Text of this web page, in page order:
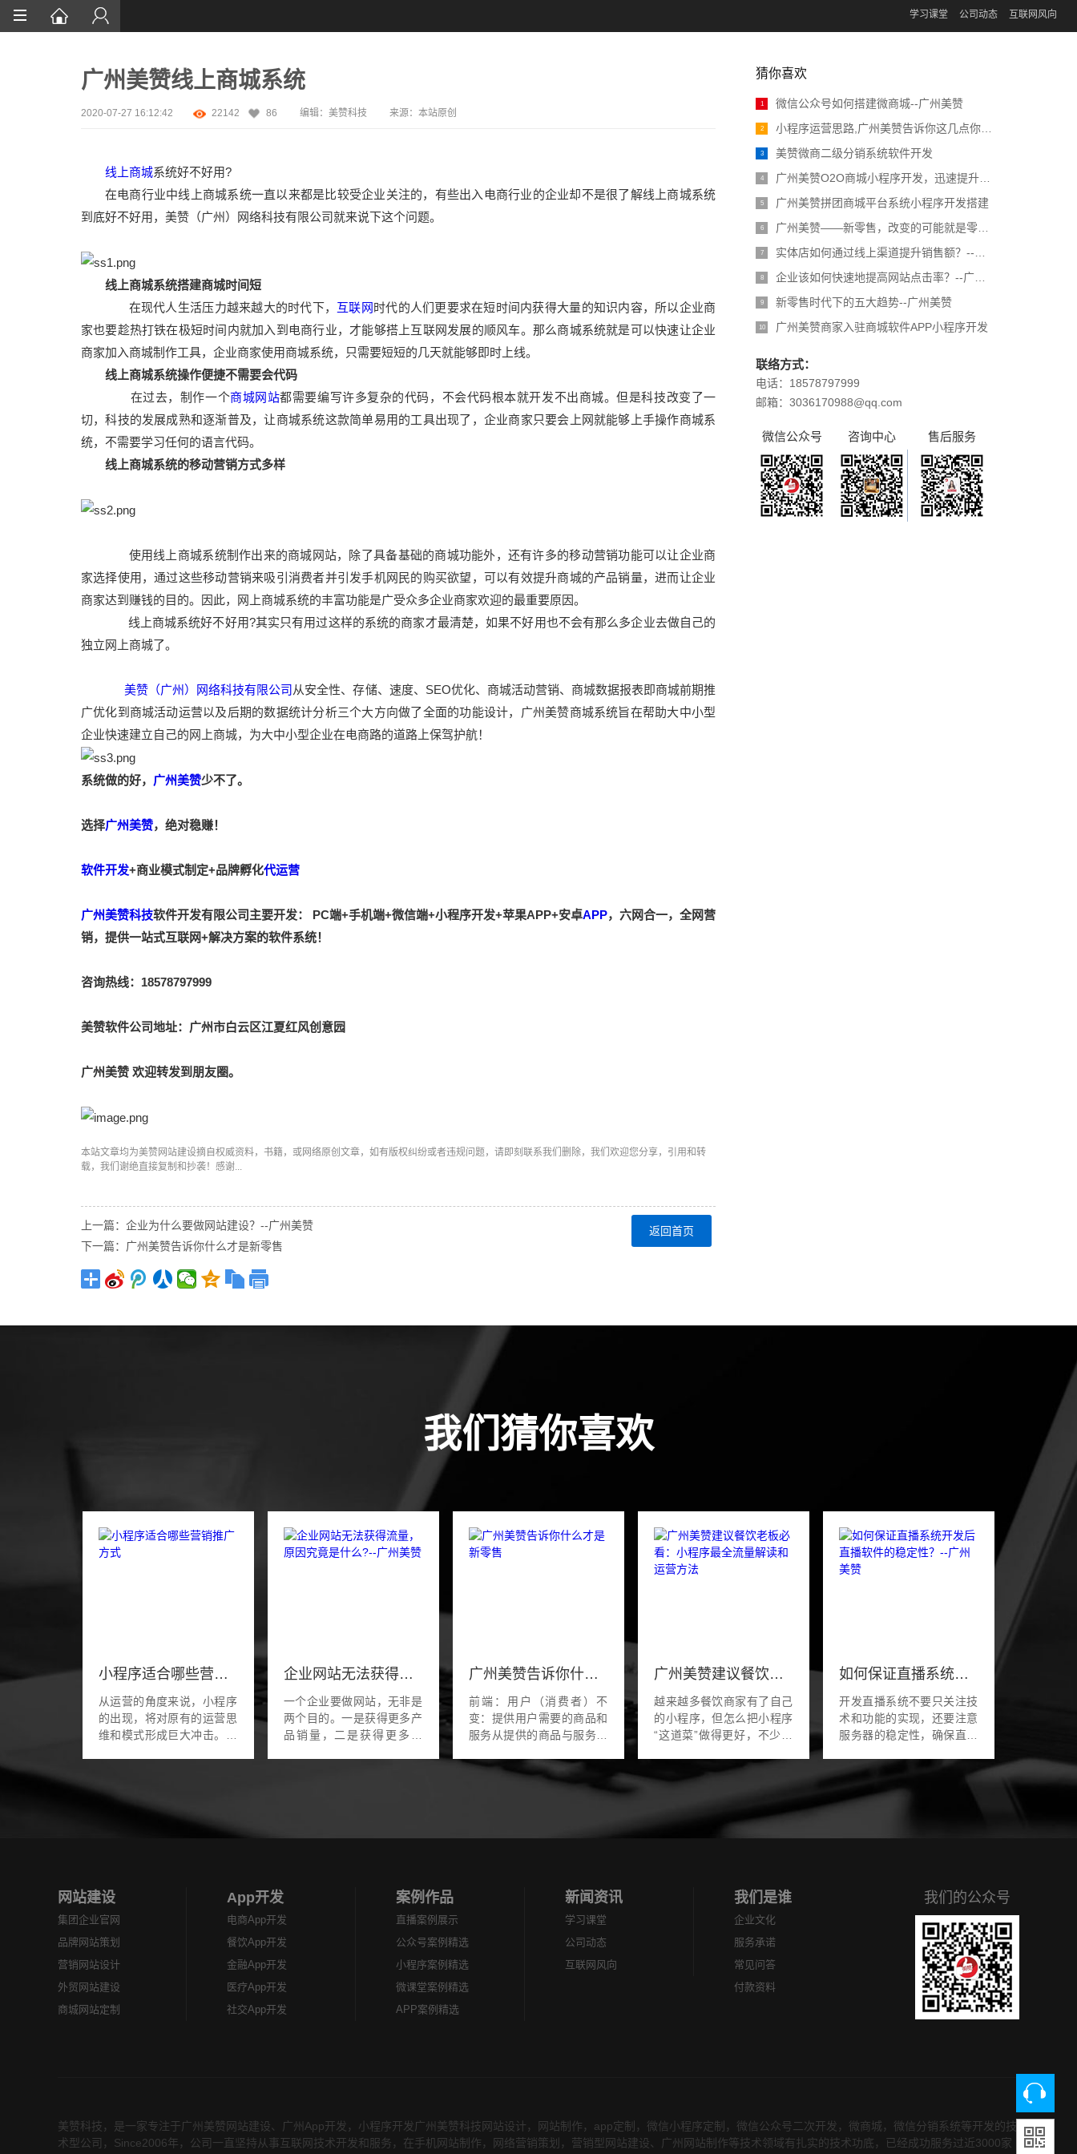
学习课堂 公司动态 互联网风向
广州美赞线上商城系统
2020-07-27 16:12:42 22142 86 编辑： 美赞科技 来源： 本站原创
线上商城系统好不好用?
在电商行业中线上商城系统一直以来都是比较受企业关注的，有些出入电商行业的企业却不是很了解线上商城系统
到底好不好用，美赞（广州）网络科技有限公司就来说下这个问题。
线上商城系统搭建商城时间短
在现代人生活压力越来越大的时代下， 互联网时代的人们更要求在短时间内获得大量的知识内容，所以企业商
家也要趁热打铁在极短时间内就加入到电商行业，才能够搭上互联网发展的顺风车。那么商城系统就是可以快速让企业
商家加入商城制作工具，企业商家使用商城系统，只需要短短的几天就能够即时上线。
线上商城系统操作便捷不需要会代码
在过去，制作一个商城网站都需要编写许多复杂的代码，不会代码根本就开发不出商城。但是科技改变了一
切，科技的发展成熟和逐渐普及，让商城系统这款简单易用的工具出现了，企业商家只要会上网就能够上手操作商城系
统，不需要学习任何的语言代码。
线上商城系统的移动营销方式多样
使用线上商城系统制作出来的商城网站，除了具备基础的商城功能外，还有许多的移动营销功能可以让企业商
家选择使用，通过这些移动营销来吸引消费者并引发手机网民的购买欲望，可以有效提升商城的产品销量，进而让企业
商家达到赚钱的目的。因此，网上商城系统的丰富功能是广受众多企业商家欢迎的最重要原因。
线上商城系统好不好用?其实只有用过这样的系统的商家才最清楚，如果不好用也不会有那么多企业去做自己的
独立网上商城了。
美赞（广州）网络科技有限公司 从安全性、存储、速度、SEO优化、商城活动营销、商城数据报表即商城前期推
广优化到商城活动运营以及后期的数据统计分析三个大方向做了全面的功能设计，广州美赞商城系统旨在帮助大中小型
企业快速建立自己的网上商城，为大中小型企业在电商路的道路上保驾护航！
系统做的好， 广州美赞少不了。
选择广州美赞，绝对稳赚！
软件开发+商业模式制定+品牌孵化代运营
广州美赞科技软件开发有限公司主要开发： PC端+手机端+微信端+小程序开发+苹果APP+安卓APP，六网合一，全网营
销，提供一站式互联网+解决方案的软件系统！
咨询热线：18578797999
美赞软件公司地址：广州市白云区江夏红风创意园
广州美赞 欢迎转发到朋友圈。
本站文章均为美赞网站建设摘自权威资料，书籍，或网络原创文章，如有版权纠纷或者违规问题，请即刻联系我们删除，我们欢迎您分享，引用和转
载，我们谢绝直接复制和抄袭！感谢...
返回首页
上一篇：企业为什么要做网站建设？--广州美赞
下一篇：广州美赞告诉你什么才是新零售
猜你喜欢
1 微信公众号如何搭建微商城--广州美赞
2 小程序运营思路,广州美赞告诉你这几点你不得不知道！
3 美赞微商二级分销系统软件开发
4 广州美赞O2O商城小程序开发，迅速提升流量
5 广州美赞拼团商城平台系统小程序开发搭建
6 广州美赞——新零售，改变的可能就是零售的本质
7 实体店如何通过线上渠道提升销售额？--广州美赞
8 企业该如何快速地提高网站点击率？--广州美赞
9 新零售时代下的五大趋势--广州美赞
10 广州美赞商家入驻商城软件APP小程序开发
联络方式：
电话：18578797999
邮箱：3036170988@qq.com
微信公众号 咨询中心 售后服务
我们猜你喜欢
小程序适合哪些营销推广方式
从运营的角度来说，小程序
的出现，将对原有的运营思
维和模式形成巨大冲击。对
者建立起“随时随地，方...
企业网站无法获得流量，原因究竟是什么?--广州美赞
一个企业要做网站，无非是
两个目的。一是获得更多产
品销量，二是获得更多流
广州美赞告诉你什么才是新零售
前端：用户（消费者）不
变：提供用户需要的商品和
服务从提供的商品与服务来
服的还是卖衣服，卖书的还
是卖书，卖食品的还是卖食
广州美赞建议餐饮老板必看：小程序最全流量解读和运营方法
越来越多餐饮商家有了自己
的小程序，但怎么把小程序
“这道菜”做得更好，不少人
在服务商Workshop餐饮行
业专场，微信小程序团队首
如何保证直播系统开发后直播软件的稳定性？--广州美赞
开发直播系统不要只关注技
术和功能的实现，还要注意
服务器的稳定性，确保直播
如何知道直播软件是好是
坏？大多数人首先判断的标
准是程序是否能稳定运
网站建设
集团企业官网
品牌网站策划
营销网站设计
外贸网站建设
商城网站定制
App开发
电商App开发
餐饮App开发
金融App开发
医疗App开发
社交App开发
案例作品
直播案例展示
公众号案例精选
小程序案例精选
微课堂案例精选
APP案例精选
新闻资讯
学习课堂
公司动态
互联网风向
我们是谁
企业文化
服务承诺
常见问答
付款资料
我们的公众号
美赞科技，是一家专注于广州美赞网站建设、 广州App开发 ，小程序开发广州美赞科技网站设计，网站制作，app定制，微信小程序定制，微信公众号二次开发，微商城，微信分销系统等开发的技
术型公司，Since2006年，公司一直坚持从事互联网技术开发和服务，在手机网站制作，网络营销策划，营销型网站建设、广州网站制作等技术领域有扎实的技术功底，已经成功服务过近3000家